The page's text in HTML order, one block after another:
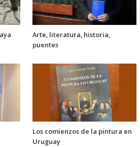
Arte, literatura, historia,
puentes
Los comienzos de la pintura en
Uruguay